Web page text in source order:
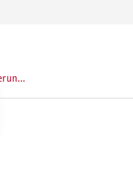
Stiftung Warentest: Top-Platzierung für WPL-A